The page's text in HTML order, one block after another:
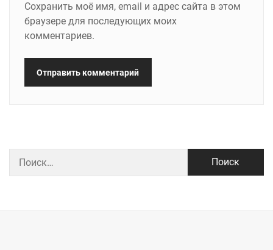
Сохранить моё имя, email и адрес сайта в этом
браузере для последующих моих
комментариев.